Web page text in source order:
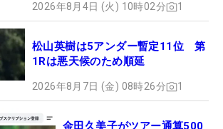
2026年8月4日 (火) 10時02分 1
松山英樹は5アンダー暫定11位 第
1Rは悪天候のため順延
2026年8月7日 (金) 08時26分 1
金田久美子がツアー通算500